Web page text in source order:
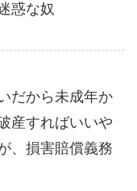
惑な奴
だから未成年か
産すればいいや
、損害賠償義務